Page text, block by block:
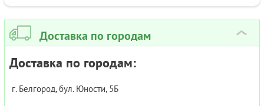
Доставка по городам ›
Доставка по городам:
г. Белгород, бул. Юности, 5Б